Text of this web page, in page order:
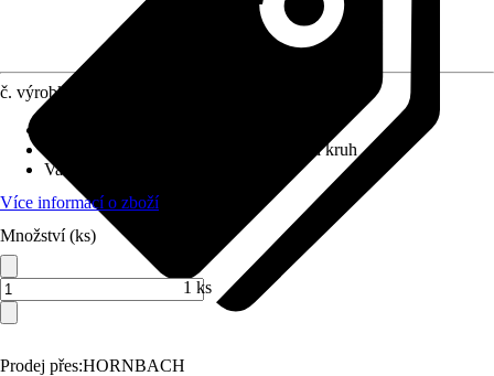
Prodej přes:HORNBACH
č. výrobku
otevřený splachovací kruh
Varianta
Více informací o zboží
Množství (ks)
1 ks